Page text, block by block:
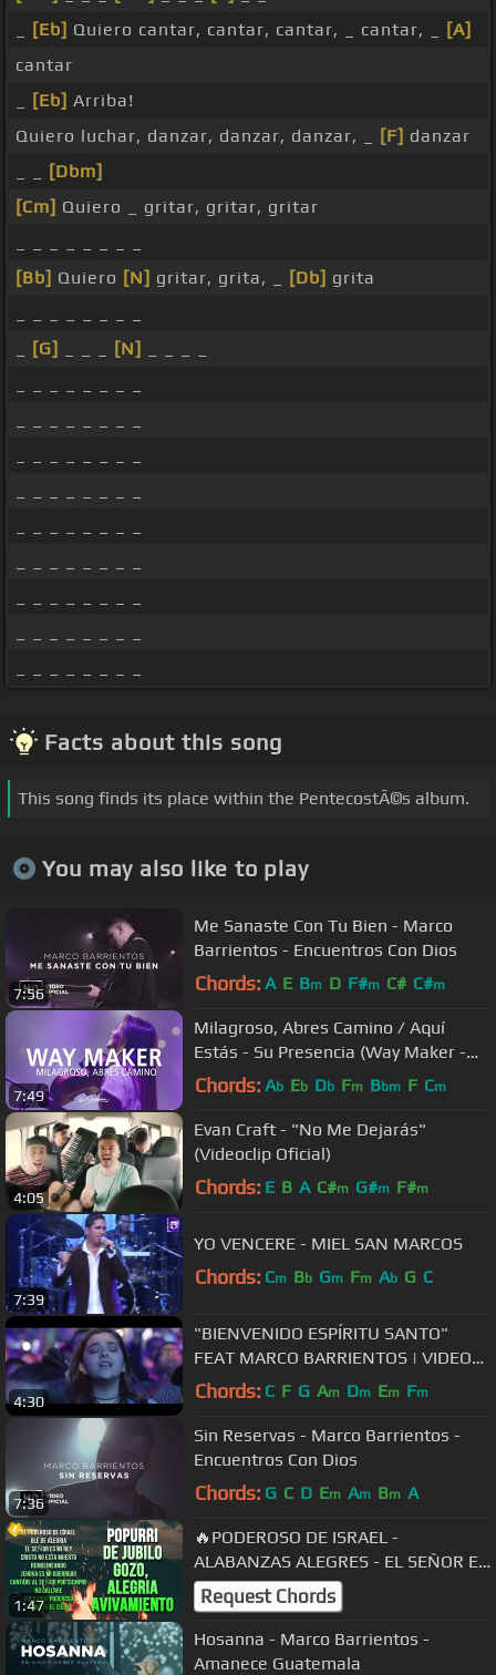
[Eb] Quiero cantar, cantar, cantar, _ cantar, _
[A]
cantar
[Eb] Arriba!
Quiero luchar, danzar, danzar, danzar, _
[F] danzar
[Dbm]
[Cm] Quiero _ gritar, gritar, gritar
[Bb] Quiero [N] gritar, grita, _ [Db] grita
[G] [N]
Facts about this song
This song finds its place within the PentecostÃ©s album.
You may also like to play
7:56
Me Sanaste Con Tu Bien - Marco
Barrientos - Encuentros Con Dios
Chords: A E Bm D F#m C# C#m
7:49
Milagroso, Abres Camino / Aquí
Estás - Su Presencia (Way Maker -
Sinach) - Español | Música Cristiana
Chords: Ab Eb Db Fm Bbm F Cm
4:05
Evan Craft - "No Me Dejarás"
(Videoclip Oficial)
Chords: E B A C#m G#m F#m
7:39
YO VENCERE - MIEL SAN MARCOS
Chords: Cm Bb Gm Fm Ab G C
4:30
"BIENVENIDO ESPÍRITU SANTO"
FEAT MARCO BARRIENTOS | VIDEO
OFICIAL | PENTECOSTÉS | MIEL SAN
Chords: C F G Am Dm Em Fm
7:36
Sin Reservas - Marco Barrientos -
Encuentros Con Dios
Chords: G C D Em Am Bm A
1:47
🔥PODEROSO DE ISRAEL -
ALABANZAS ALEGRES - EL SEÑOR ES
MI REY, OLEO DE ALEGRIA,
REMOLINEANDO Y MAS..
Request Chords
Hosanna - Marco Barrientos -
Amanece Guatemala